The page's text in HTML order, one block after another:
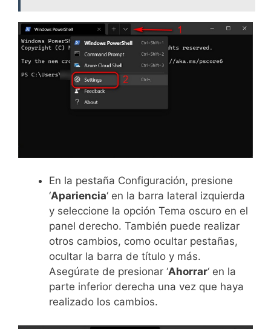
En la pestaña Configuración, presione
‘Apariencia‘ en la barra lateral izquierda
y seleccione la opción Tema oscuro en el
panel derecho. También puede realizar
otros cambios, como ocultar pestañas,
ocultar la barra de título y más.
Asegúrate de presionar ‘Ahorrar‘ en la
parte inferior derecha una vez que haya
realizado los cambios.